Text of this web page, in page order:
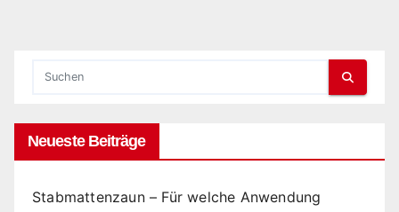
Neueste Beiträge
Stabmattenzaun – Für welche Anwendung